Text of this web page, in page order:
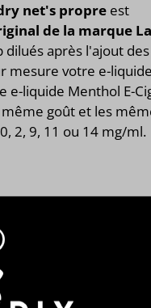
net's propre est
de la marque La
dilués après l'ajout des
mesure votre e-liquide
e-liquide Menthol E-
goût et les
2, 9, 11 ou 14 mg/ml.